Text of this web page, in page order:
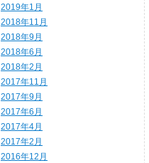
2019年1月
2018年11月
2018年9月
2018年6月
2018年2月
2017年11月
2017年9月
2017年6月
2017年4月
2017年2月
2016年12月